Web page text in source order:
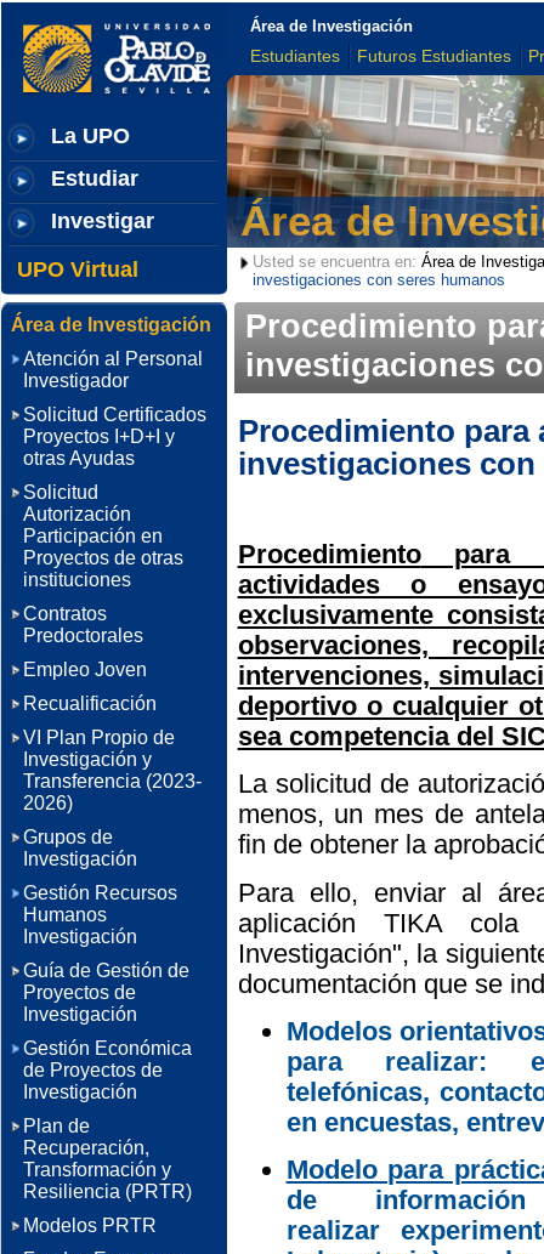
La UPO
Estudiar
Investigar
UPO Virtual
Área de Investigación
Estudiantes Futuros Estudiantes
Área de
Usted se encuentra en: Área de
investigaciones con seres humanos
Procedimiento
investigaciones
Procedimiento
investigaciones
Procedimientopara la
actividades o
exclusivamente
observaciones,
intervenciones,
deportivo o cualquier
sea competencia del
La solicitud de
menos, un mes de
fin de obtener la
Para ello, enviar al
aplicación TIKA
Investigación", la
documentación que se
Modelos
para realizar:
telefónicas,
en encuestas,
Modelo para
de
realizar
Área de Investigación
Atención al Personal
Investigador
Solicitud Certificados
Proyectos I+D+I y
otras Ayudas
Solicitud
Autorización
Participación en
Proyectos de otras
instituciones
Contratos
Predoctorales
Empleo Joven
Recualificación
VI Plan Propio de
Investigación y
Transferencia (2023-
2026)
Grupos de
Investigación
Gestión Recursos
Humanos
Investigación
Guía de Gestión de
Proyectos de
Investigación
Gestión Económica
de Proyectos de
Investigación
Plan de
Recuperación,
Transformación y
Resiliencia (PRTR)
Modelos PRTR